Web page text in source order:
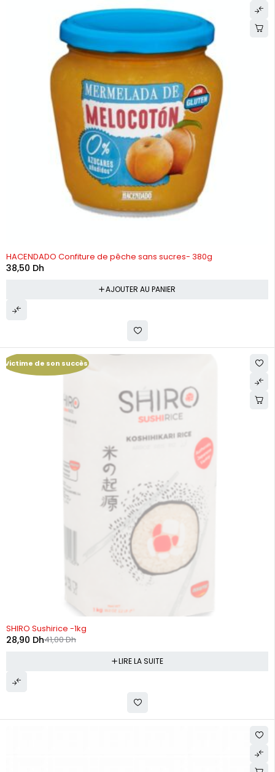
HACENDADO Confiture de pêche sans sucres- 380g
38,50 Dh
AJOUTER AU PANIER
Victime de son succès
RUPTURE DE STOCK
SHIRO Sushirice -1kg
41,00Dh
28,90 Dh
LIRE LA SUITE